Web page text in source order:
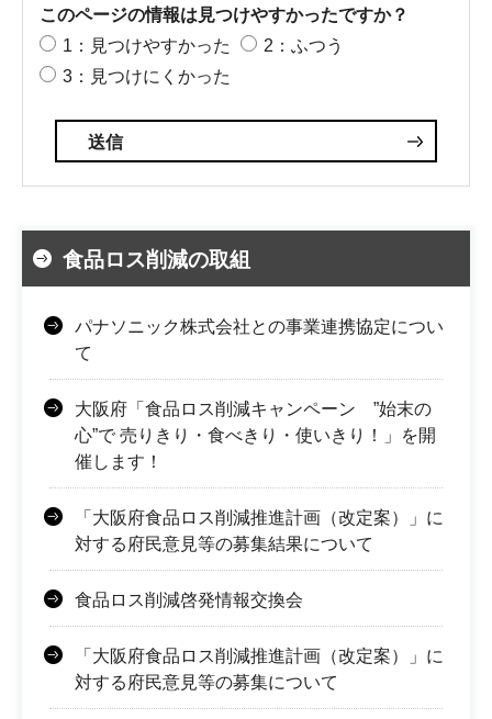
このページの情報は見つけやすかったですか？
1：見つけやすかった
2：ふつう
3：見つけにくかった
食品ロス削減の取組
パナソニック株式会社との事業連携協定につい
て
大阪府「食品ロス削減キャンペーン ”始末の
心”で 売りきり・食べきり・使いきり！」を開
催します！
「大阪府食品ロス削減推進計画（改定案）」に
対する府民意見等の募集結果について
食品ロス削減啓発情報交換会
「大阪府食品ロス削減推進計画（改定案）」に
対する府民意見等の募集について